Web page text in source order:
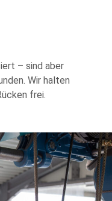
– sind aber
Wir halten
frei.